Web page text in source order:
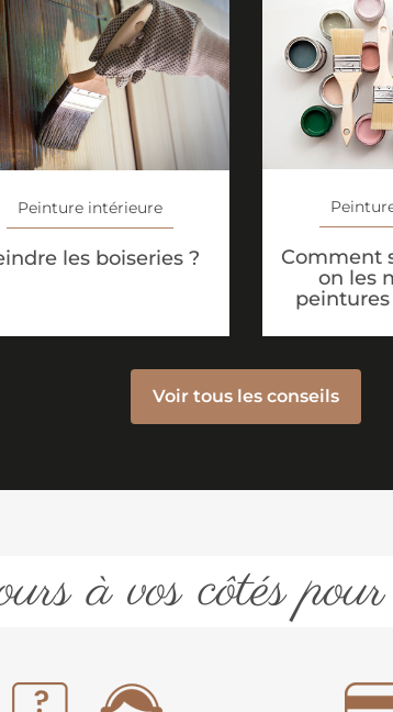
Peinture intérieure
les boiseries ?
Comment
on les
Voir tous les conseils
à vos côtés